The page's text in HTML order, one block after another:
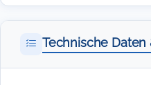
Technische